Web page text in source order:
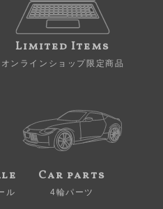
Limited Items
オンラインショップ限定商品
ル
Car parts
4輪パーツ